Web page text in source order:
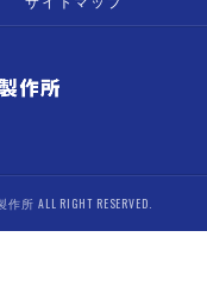
ALL RIGHT RESERVED.